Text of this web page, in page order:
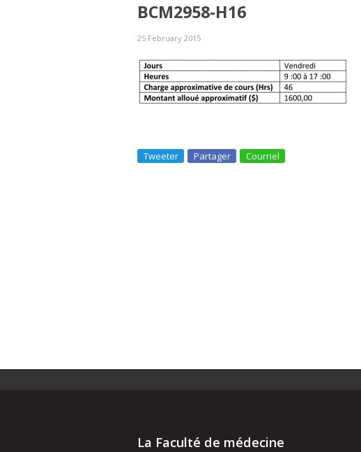
BCM2958-H16
25 February 2015
Tweeter Partager Courriel
La Faculté de médecine